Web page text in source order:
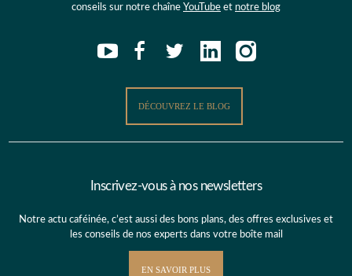
conseils sur notre chaîne YouTube et notre blog
DÉCOUVREZ LE BLOG
Inscrivez-vous à nos newsletters
Notre actu caféinée, c’est aussi des bons plans, des offres exclusives et
les conseils de nos experts dans votre boîte mail
EN SAVOIR PLUS